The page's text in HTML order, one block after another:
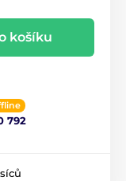
košíku
792